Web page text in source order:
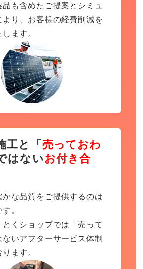
も含めたご提案とシミュ
より、お客様の経費削減を
ます。
工と「 売っておわ
はないお付き合
かな品質をご提供するのは
。
とくショップでは「売って
いアフターサービス体制
ます。